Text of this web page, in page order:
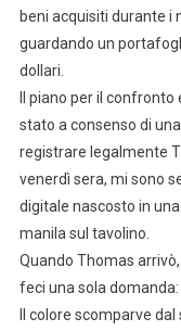
beni acquisiti durante i
guardando un
dollari.
Il piano per il
stato a consenso di
registrare legalmente
venerdì sera, mi sono
digitale nascosto in
manila sul tavolino.
Quando Thomas
feci una sola
Il colore scomparve